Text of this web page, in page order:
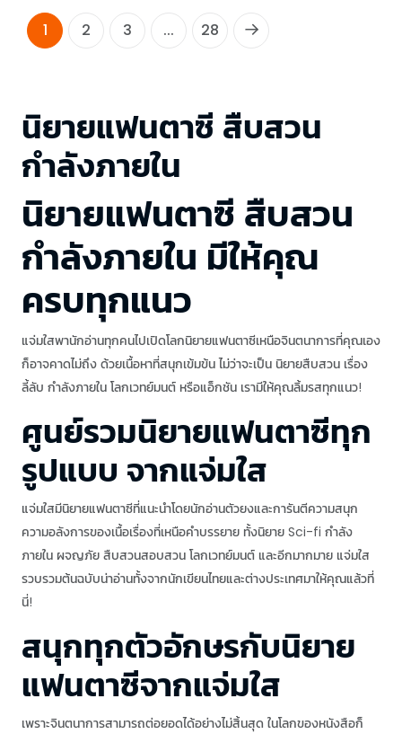
1 2 3 ... 28
นิยายแฟนตาซี สืบสวน
กำลังภายใน
นิยายแฟนตาซี สืบสวน
กำลังภายใน มีให้คุณ
ครบทุกแนว
แจ่มใสพานักอ่านทุกคนไปเปิดโลกนิยายแฟนตาซีเหนือจินตนาการที่คุณเอง
ก็อาจคาดไม่ถึง ด้วยเนื้อหาที่สนุกเข้มข้น ไม่ว่าจะเป็น นิยายสืบสวน เรื่อง
ลี้ลับ กำลังภายใน โลกเวทย์มนต์ หรือแอ็กชัน เรามีให้คุณลิ้มรสทุกแนว!
ศูนย์รวมนิยายแฟนตาซีทุก
รูปแบบ จากแจ่มใส
แจ่มใสมีนิยายแฟนตาซีที่แนะนำโดยนักอ่านตัวยงและการันตีความสนุก
ความอลังการของเนื้อเรื่องที่เหนือคำบรรยาย ทั้งนิยาย Sci-fi กำลัง
ภายใน ผจญภัย สืบสวนสอบสวน โลกเวทย์มนต์ และอีกมากมาย แจ่มใส
รวบรวมต้นฉบับน่าอ่านทั้งจากนักเขียนไทยและต่างประเทศมาให้คุณแล้วที่
นี่!
สนุกทุกตัวอักษรกับนิยาย
แฟนตาซีจากแจ่มใส
เพราะจินตนาการสามารถต่อยอดได้อย่างไม่สิ้นสุด ในโลกของหนังสือก็